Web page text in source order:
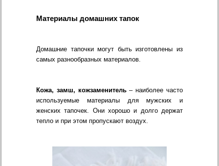
Материалы домашних тапок
Домашние тапочки могут быть изготовлены из
самых разнообразных материалов.
Кожа, замш, кожзаменитель– наиболее часто
используемые материалы для мужских и
женских тапочек. Они хорошо и долго держат
тепло и при этом пропускают воздух.